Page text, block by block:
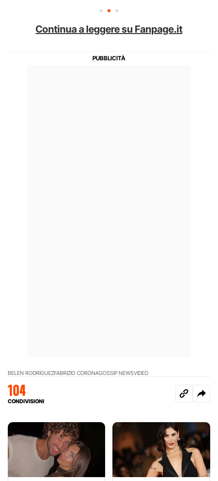
Continua a leggere su Fanpage.it
BELEN RODRIGUEZFABRIZIO CORONAGOSSIP NEWSVIDEO
104
CONDIVISIONI